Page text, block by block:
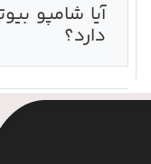
آیا شامپو
دارد؟